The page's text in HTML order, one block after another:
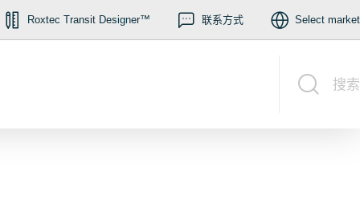
Roxtec Transit Designer™ 联系方式 Select market
搜索